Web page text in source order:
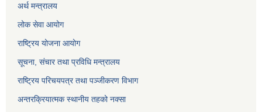
अर्थ मन्त्रालय
लोक सेवा आयोग
राष्ट्रिय योजना आयोग
सूचना, संचार तथा प्रविधि मन्त्रालय
राष्ट्रिय परिचयपत्र तथा पञ्जीकरण विभाग
अन्तरक्रियात्मक स्थानीय तहको नक्सा